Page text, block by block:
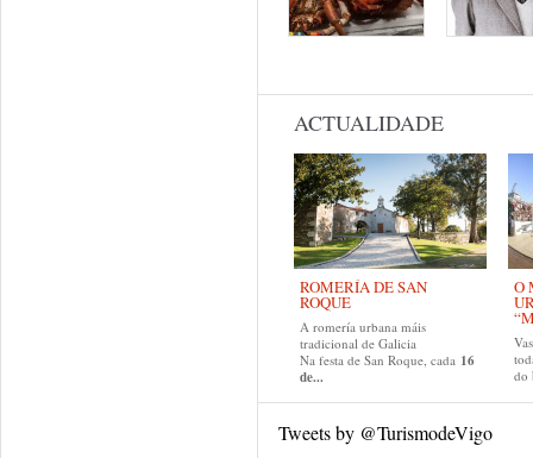
ACTUALIDADE
ROMERÍA DE SAN
ROQUE
A romería urbana máis
tradicional de Galicia
Na festa de San Roque, cada 16
de...
O
do
Tweets by @TurismodeVigo